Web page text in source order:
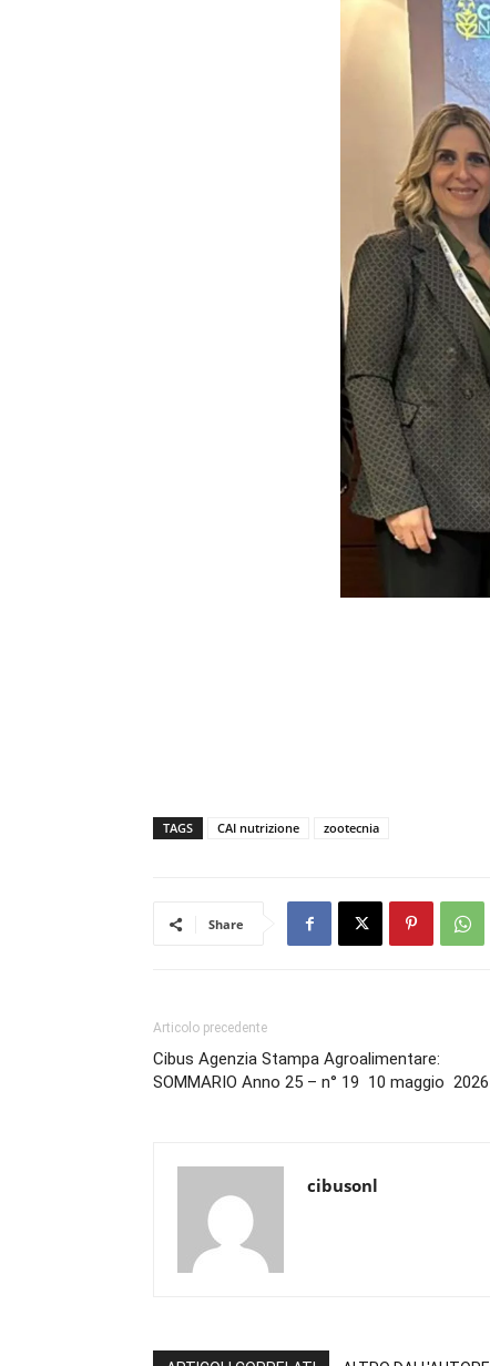
TAGS CAI nutrizione zootecnia
Share
Articolo precedente
Cibus Agenzia Stampa Agroalimentare:
SOMMARIO Anno 25 – n° 19 10 maggio 2026
cibusonl